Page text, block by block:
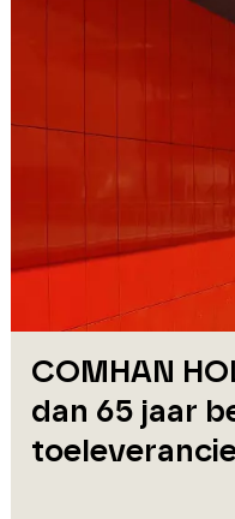
COMHAN
dan 65 jaar